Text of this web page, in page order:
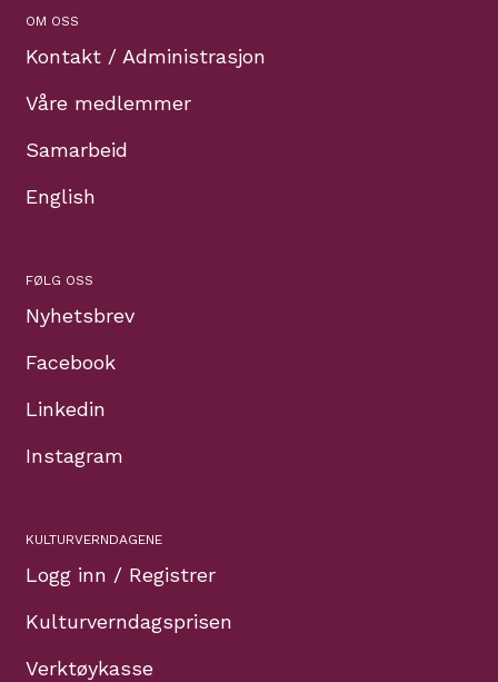
OM OSS
Kontakt / Administrasjon
Våre medlemmer
Samarbeid
English
FØLG OSS
Nyhetsbrev
Facebook
Linkedin
Instagram
KULTURVERNDAGENE
Logg inn / Registrer
Kulturverndagsprisen
Verktøykasse